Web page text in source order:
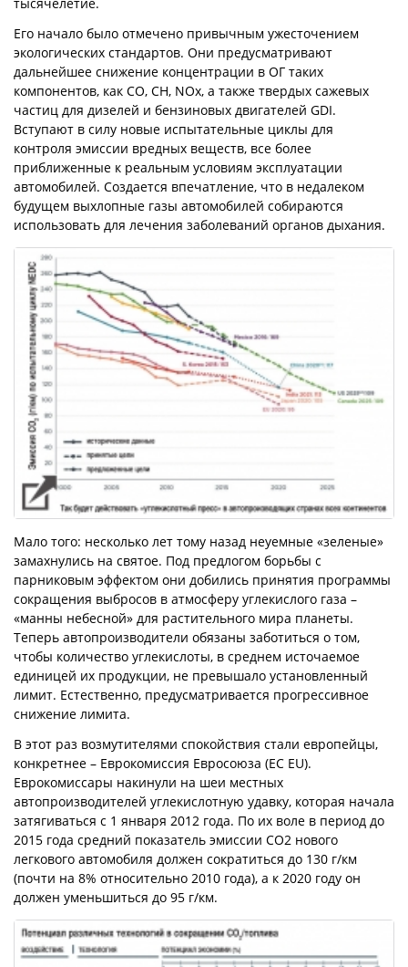
Его начало было отмечено привычным ужесточением
экологических стандартов. Они предусматривают
дальнейшее снижение концентрации в ОГ таких
компонентов, как CO, CH, NOx, а также твердых сажевых
частиц для дизелей и бензиновых двигателей GDI.
Вступают в силу новые испытательные циклы для
контроля эмиссии вредных веществ, все более
приближенные к реальным условиям эксплуатации
автомобилей. Создается впечатление, что в недалеком
будущем выхлопные газы автомобилей собираются
использовать для лечения заболеваний органов дыхания.
Мало того: несколько лет тому назад неуемные «зеленые»
замахнулись на святое. Под предлогом борьбы с
парниковым эффектом они добились принятия программы
сокращения выбросов в атмосферу углекислого газа –
«манны небесной» для растительного мира планеты.
Теперь автопроизводители обязаны заботиться о том,
чтобы количество углекислоты, в среднем источаемое
единицей их продукции, не превышало установленный
лимит. Естественно, предусматривается прогрессивное
снижение лимита.
В этот раз возмутителями спокойствия стали европейцы,
конкретнее – Еврокомиссия Евросоюза (EC EU).
Еврокомиссары накинули на шеи местных
автопроизводителей углекислотную удавку, которая начала
затягиваться с 1 января 2012 года. По их воле в период до
2015 года средний показатель эмиссии CO2 нового
легкового автомобиля должен сократиться до 130 г/км
(почти на 8% относительно 2010 года), а к 2020 году он
должен уменьшиться до 95 г/км.